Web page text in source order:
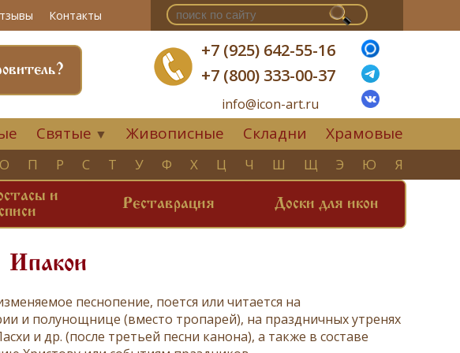
Контакты
+7 (925) 642-55-16
+7 (800) 333-00-37
info@icon-art.ru
Святые ▼ Живописные Складни Храмовые
О П Р С Т У Ф Х Ц Ч Ш Щ Э Ю Я
и
Реставрация Доски для икон
Ипакои
песнопение, поется или читается на
и полунощнице (вместо тропарей), на праздничных утренях
и др. (после третьей песни канона), а также в составе